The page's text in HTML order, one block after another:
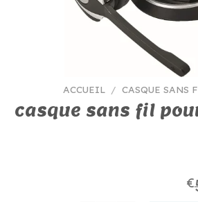
ACCUEIL / CASQUE SANS
casque sans fil
€